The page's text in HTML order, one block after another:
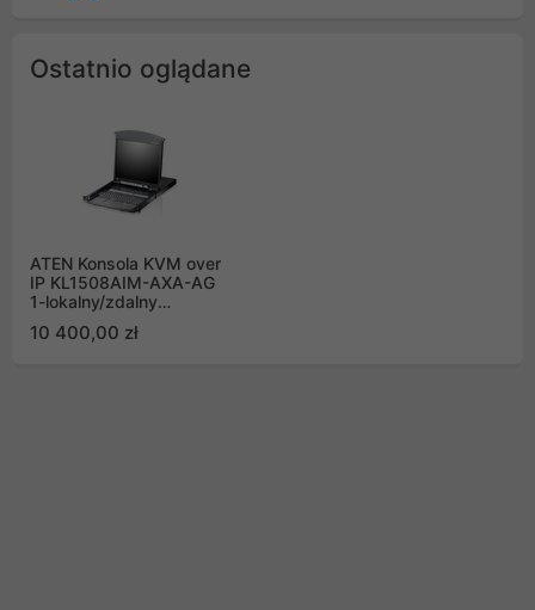
Ostatnio oglądane
ATEN Konsola KVM over
IP KL1508AIM-AXA-AG
1-lokalny/zdalny
5 Dual Rail 17" LCD z
10 400,00 zł